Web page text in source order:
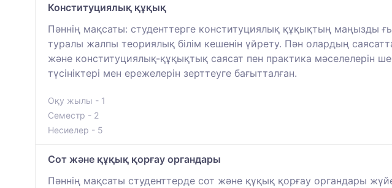
Конституциялық құқық
Пәннің мақсаты: студенттерге конституциялық құқықтың маңызды
туралы жалпы теориялық білім кешенін үйрету. Пән олардың
және конституциялық-құқықтық саясат пен практика мәселелерін
түсініктері мен ережелерін зерттеуге бағытталған.
Оқу жылы - 1
Семестр - 2
Несиелер - 5
Сот және құқық қорғау органдары
Пәннің мақсаты студенттерде сот және құқық қорғау органдары